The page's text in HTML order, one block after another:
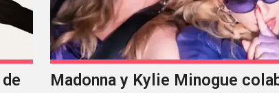
Madonna y Kylie Minogue